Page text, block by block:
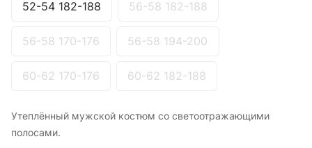
52-54 182-188 56-58 182-188
56-58 170-176 56-58 194-200
60-62 170-176 60-62 182-188
Утеплённый мужской костюм со светоотражающими
полосами.